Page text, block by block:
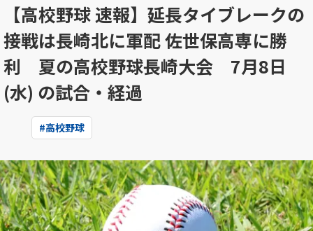
【高校野球 速報】延長タイブレークの
接戦は長崎北に軍配 佐世保高専に勝
利 夏の高校野球長崎大会 7月8日
(水) の試合・経過
#高校野球